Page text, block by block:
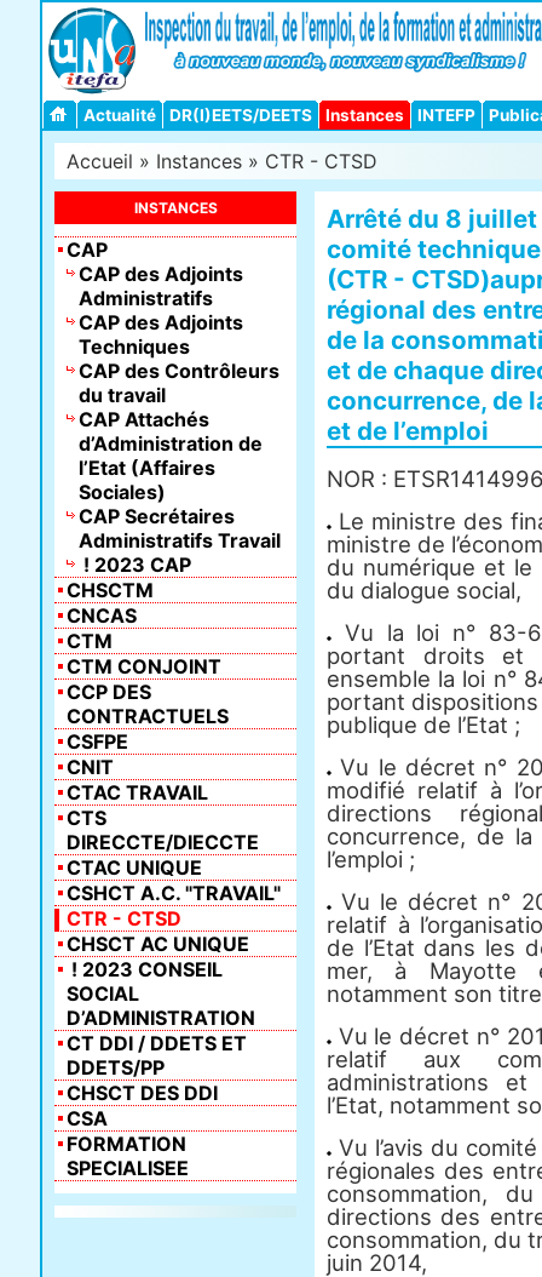
Actualité DR(I)EETS/DEETS Instances INTEFP
Accueil » Instances » CTR - CTSD
Arrêté du 8
comité
(CTR -
régional des
de la
et de chaque
concurrence, de
et de l’emploi
NOR :
Le ministre des
ministre de
du numérique et le
du dialogue social,
Vu la loi n° 83-
portant droits et
ensemble la loi n°
portant
publique de l’Etat ;
Vu le décret n°
modifié relatif à
directions
concurrence, de
l’emploi ;
Vu le décret n°
relatif à
de l’Etat dans les
mer, à Mayotte
notamment son
Vu le décret n°
relatif aux
administrations
l’Etat, notamment
Vu l’avis du
régionales des
consommation,
directions des
consommation, du
juin 2014,
INSTANCES
CAP
CAP des Adjoints
Administratifs
CAP des Adjoints
Techniques
CAP des Contrôleurs
du travail
CAP Attachés
d’Administration de
l’Etat (Affaires
Sociales)
CAP Secrétaires
Administratifs Travail
! 2023 CAP
CHSCTM
CNCAS
CTM
CTM CONJOINT
CCP DES
CONTRACTUELS
CSFPE
CNIT
CTAC TRAVAIL
CTS
DIRECCTE/DIECCTE
CTAC UNIQUE
CSHCT A.C. "TRAVAIL"
CTR - CTSD
CHSCT AC UNIQUE
! 2023 CONSEIL
SOCIAL
D’ADMINISTRATION
CT DDI / DDETS ET
DDETS/PP
CHSCT DES DDI
CSA
FORMATION
SPECIALISEE